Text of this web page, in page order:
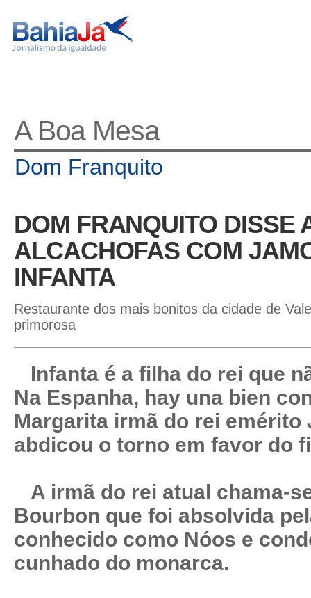
A Boa Mesa
Dom Franquito
DOM FRANQUITO DISSE
ALCACHOFAS COM
INFANTA
Restaurante dos mais bonitos da cidade de
primorosa
Infanta é a filha do rei que
Na Espanha, hay una bien
Margarita irmã do rei emérito
abdicou o torno em favor do
A irmã do rei atual chama-
Bourbon que foi absolvida
conhecido como Nóos e
cunhado do monarca.